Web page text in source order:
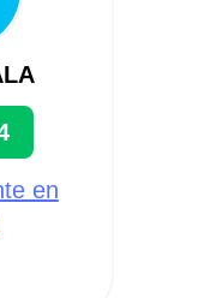
en